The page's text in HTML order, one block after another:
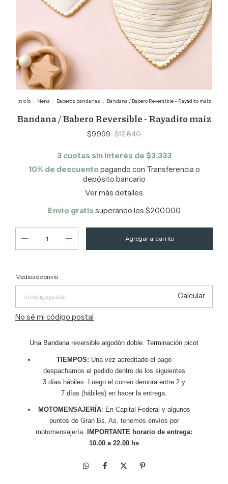
Inicio . Nena . Baberos bandanas . Bandana / Babero Reversible - Rayadito maiz
Bandana / Babero Reversible - Rayadito maiz
$9.999 $12.840
3 cuotas sin interés de $3.333
10% de descuentopagando con Transferencia o
depósito bancario
Ver más detalles
Envío gratissuperando los $200.000
Entregas para el CP:
Medios de envío
Calcular
No sé mi código postal
Una Bandana reversible algodón doble. Terminación picot
TIEMPOS: Una vez acreditado el pago
despachamos el pedido dentro de los siguientes
3 días hábiles. Luego el correo demora entre 2 y
7 días (hábiles) en hacer la entrega.
MOTOMENSAJERÍA: En Capital Federal y algunos
puntos de Gran Bs. As. tenemos envíos por
motomensajería.
IMPORTANTE horario de entrega:
10.00 a 22.00 hs